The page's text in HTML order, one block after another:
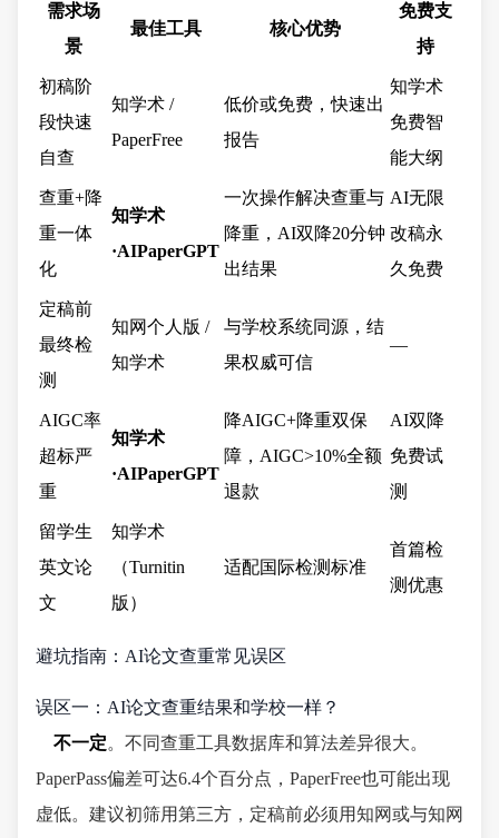
需求场
景
最佳工具 核心优势
免费支
持
初稿阶
段快速
自查
知学术 /
PaperFree
低价或免费，快速出
报告
知学术
免费智
能大纲
查重+降
重一体
化
知学术
·AIPaperGPT
一次操作解决查重与
降重，AI双降20分钟
出结果
AI无限
改稿永
久免费
定稿前
最终检
测
知网个人版 /
知学术
与学校系统同源，结
果权威可信
—
AIGC率
超标严
重
知学术
·AIPaperGPT
降AIGC+降重双保
障，AIGC>10%全额
退款
AI双降
免费试
测
留学生
英文论
文
知学术
（Turnitin
版）
适配国际检测标准
首篇检
测优惠
避坑指南：AI论文查重常见误区
误区一：AI论文查重结果和学校一样？
不一定。不同查重工具数据库和算法差异很大。
PaperPass偏差可达6.4个百分点，PaperFree也可能出现
虚低。建议初筛用第三方，定稿前必须用知网或与知网